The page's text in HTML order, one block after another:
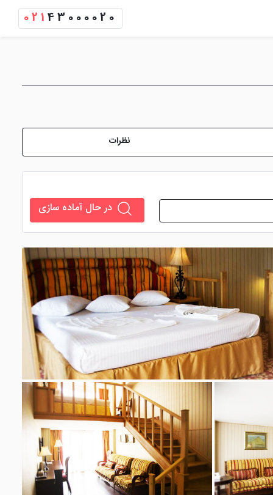
021 43000020
نظرات
در حال آماده سازی